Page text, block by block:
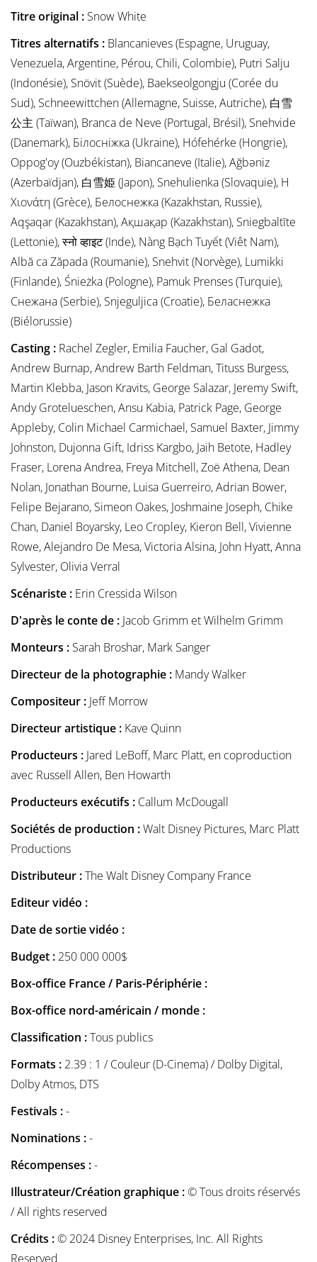
Titre original : Snow White
Titres alternatifs : Blancanieves (Espagne, Uruguay,
Venezuela, Argentine, Pérou, Chili, Colombie), Putri Salju
(Indonésie), Snövit (Suède), Baekseolgongju (Corée du
Sud), Schneewittchen (Allemagne, Suisse, Autriche), 白雪
公主 (Taïwan), Branca de Neve (Portugal, Brésil), Snehvide
(Danemark), Білосніжка (Ukraine), Hófehérke (Hongrie),
Oppog'oy (Ouzbékistan), Biancaneve (Italie), Ağbəniz
(Azerbaïdjan), 白雪姫 (Japon), Snehulienka (Slovaquie), Η
Χιονάτη (Grèce), Белоснежка (Kazakhstan, Russie),
Aqşaqar (Kazakhstan), Ақшақар (Kazakhstan), Sniegbaltīte
(Lettonie), स्नो व्हाइट (Inde), Nàng Bạch Tuyết (Viêt Nam),
Albă ca Zăpada (Roumanie), Snehvit (Norvège), Lumikki
(Finlande), Śnieżka (Pologne), Pamuk Prenses (Turquie),
Снежана (Serbie), Snjeguljica (Croatie), Беласнежка
(Biélorussie)
Casting : Rachel Zegler, Emilia Faucher, Gal Gadot,
Andrew Burnap, Andrew Barth Feldman, Tituss Burgess,
Martin Klebba, Jason Kravits, George Salazar, Jeremy Swift,
Andy Grotelueschen, Ansu Kabia, Patrick Page, George
Appleby, Colin Michael Carmichael, Samuel Baxter, Jimmy
Johnston, Dujonna Gift, Idriss Kargbo, Jaih Betote, Hadley
Fraser, Lorena Andrea, Freya Mitchell, Zoë Athena, Dean
Nolan, Jonathan Bourne, Luisa Guerreiro, Adrian Bower,
Felipe Bejarano, Simeon Oakes, Joshmaine Joseph, Chike
Chan, Daniel Boyarsky, Leo Cropley, Kieron Bell, Vivienne
Rowe, Alejandro De Mesa, Victoria Alsina, John Hyatt, Anna
Sylvester, Olivia Verral
Scénariste : Erin Cressida Wilson
D'après le conte de : Jacob Grimm et Wilhelm Grimm
Monteurs : Sarah Broshar, Mark Sanger
Directeur de la photographie : Mandy Walker
Compositeur : Jeff Morrow
Directeur artistique : Kave Quinn
Producteurs : Jared LeBoff, Marc Platt, en coproduction
avec Russell Allen, Ben Howarth
Producteurs exécutifs : Callum McDougall
Sociétés de production :Walt Disney Pictures, Marc Platt
Productions
Distributeur :The Walt Disney Company France
Editeur vidéo :
Date de sortie vidéo :
Budget : 250 000 000$
Box-office France / Paris-Périphérie :
Box-office nord-américain / monde :
Classification :Tous publics
Formats : 2.39 : 1 / Couleur (D-Cinema) / Dolby Digital,
Dolby Atmos, DTS
Festivals :-
Nominations :-
Récompenses :-
Illustrateur/Création graphique :© Tous droits réservés
/ All rights reserved
Crédits :© 2024 Disney Enterprises, Inc. All Rights
Reserved